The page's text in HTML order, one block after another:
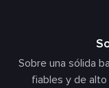
Sobre una sólida
fiables y de